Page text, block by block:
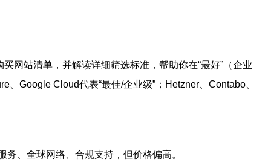
网站清单，并解读详细筛选标准，帮助你在“最好”（企业
Google Cloud代表“最佳/企业级”；Hetzner、Contabo、
务、全球网络、合规支持，但价格偏高。